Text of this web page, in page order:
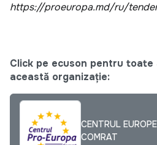
https://proeuropa.md/ru/
Click pe ecuson pentru toate
această organizație:
CENTRUL
COMRAT